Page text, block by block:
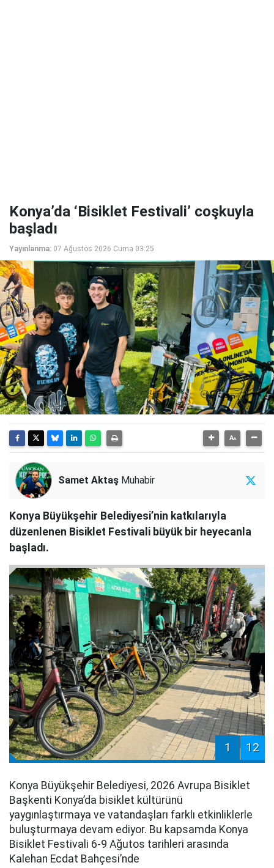
Konya’da ‘Bisiklet Festivali’ coşkuyla
başladı
Yayınlanma: 07 Ağustos 2026 Cuma 03:25
Samet Aktaş Muhabir
Konya Büyükşehir Belediyesi’nin katkılarıyla
düzenlenen Bisiklet Festivali büyük bir heyecanla
başladı.
1 12
Konya Büyükşehir Belediyesi, 2026 Avrupa Bisiklet
Başkenti Konya’da bisiklet kültürünü
yaygınlaştırmaya ve vatandaşları farklı etkinliklerle
buluşturmaya devam ediyor. Bu kapsamda Konya
Bisiklet Festivali 6-9 Ağutos tarihleri arasında
Kalehan Ecdat Bahçesi’nde